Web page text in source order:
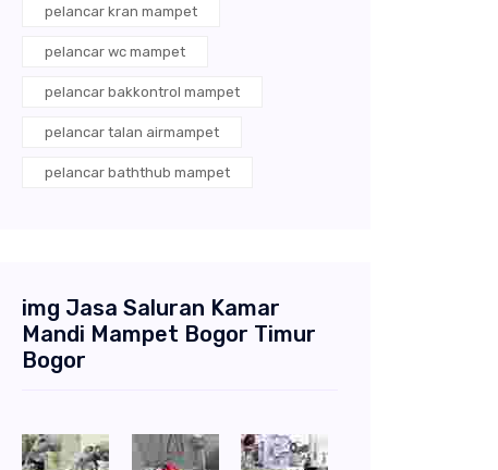
pelancar kran mampet
pelancar wc mampet
pelancar bakkontrol mampet
pelancar talan airmampet
pelancar baththub mampet
img Jasa Saluran Kamar
Mandi Mampet Bogor Timur
Bogor